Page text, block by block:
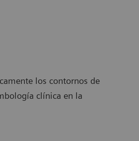
los contornos de
clínica en la